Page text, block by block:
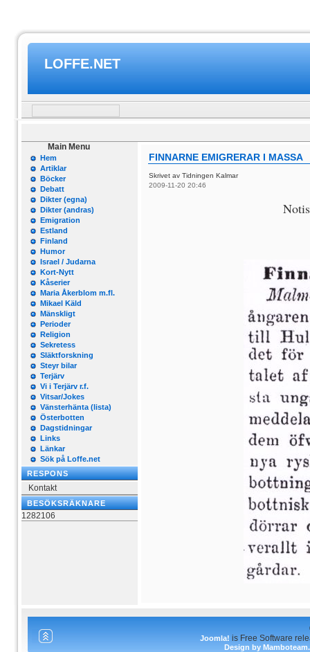
LOFFE.NET
Main Menu
Hem
Artiklar
Böcker
Debatt
Dikter (egna)
Dikter (andras)
Emigration
Estland
Finland
Humor
Israel / Judarna
Kort-Nytt
Kåserier
Maria Åkerblom m.fl.
Mikael Käld
Mänskligt
Perioder
Religion
Sekretess
Släktforskning
Steyr bilar
Terjärv
Vi i Terjärv r.f.
Vitsar/Jokes
Vänsterhänta (lista)
Österbotten
Dagstidningar
Links
Länkar
Sök på Loffe.net
RESPONS
Kontakt
BESÖKSRÄKNARE
1282106
FINNARNE EMIGRERAR I MASSA
Skrivet av Tidningen Kalmar
2009-11-20 20:46
Joomla! is Free Software
Design by